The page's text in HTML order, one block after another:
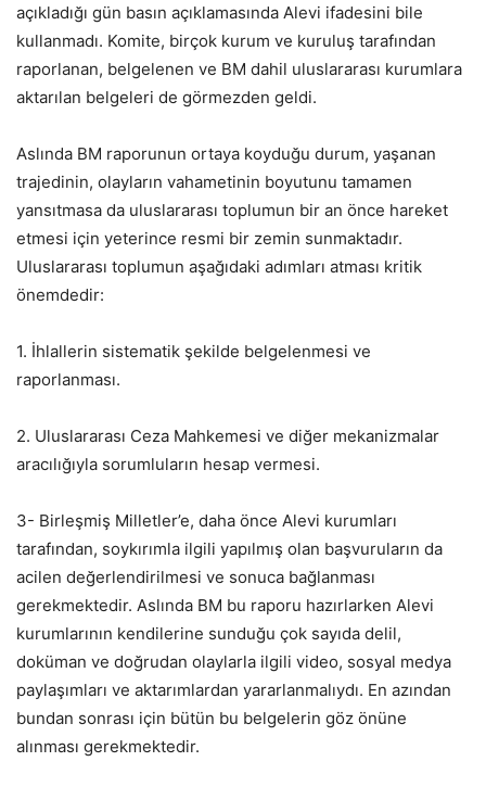
açıkladığı gün basın açıklamasında Alevi ifadesini bile
kullanmadı. Komite, birçok kurum ve kuruluş tarafından
raporlanan, belgelenen ve BM dahil uluslararası kurumlara
aktarılan belgeleri de görmezden geldi.
Aslında BM raporunun ortaya koyduğu durum, yaşanan
trajedinin, olayların vahametinin boyutunu tamamen
yansıtmasa da uluslararası toplumun bir an önce hareket
etmesi için yeterince resmi bir zemin sunmaktadır.
Uluslararası toplumun aşağıdaki adımları atması kritik
önemdedir:
1. İhlallerin sistematik şekilde belgelenmesi ve
raporlanması.
2. Uluslararası Ceza Mahkemesi ve diğer mekanizmalar
aracılığıyla sorumluların hesap vermesi.
3- Birleşmiş Milletler’e, daha önce Alevi kurumları
tarafından, soykırımla ilgili yapılmış olan başvuruların da
acilen değerlendirilmesi ve sonuca bağlanması
gerekmektedir. Aslında BM bu raporu hazırlarken Alevi
kurumlarının kendilerine sunduğu çok sayıda delil,
doküman ve doğrudan olaylarla ilgili video, sosyal medya
paylaşımları ve aktarımlardan yararlanmalıydı. En azından
bundan sonrası için bütün bu belgelerin göz önüne
alınması gerekmektedir.